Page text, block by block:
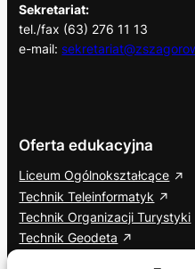
Sekretariat:
tel./fax (63) 276 11 13
e-mail:
Oferta edukacyjna
Liceum Ogólnokształcące
Technik Teleinformatyk
Technik Organizacji Turystyki
Technik Geodeta